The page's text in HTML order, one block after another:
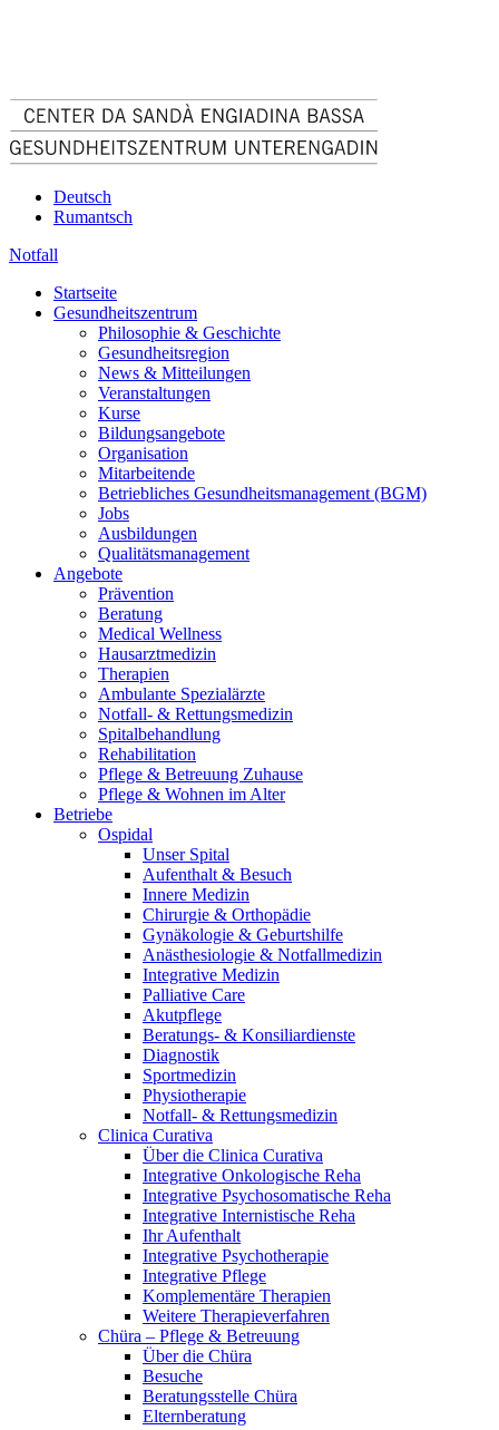
Deutsch
Rumantsch
Notfall
Startseite
Gesundheitszentrum
Philosophie & Geschichte
Gesundheitsregion
News & Mitteilungen
Veranstaltungen
Kurse
Bildungsangebote
Organisation
Mitarbeitende
Betriebliches Gesundheitsmanagement (BGM)
Jobs
Ausbildungen
Qualitätsmanagement
Angebote
Prävention
Beratung
Medical Wellness
Hausarztmedizin
Therapien
Ambulante Spezialärzte
Notfall- & Rettungsmedizin
Spitalbehandlung
Rehabilitation
Pflege & Betreuung Zuhause
Pflege & Wohnen im Alter
Betriebe
Ospidal
Unser Spital
Aufenthalt & Besuch
Innere Medizin
Chirurgie & Orthopädie
Gynäkologie & Geburtshilfe
Anästhesiologie & Notfallmedizin
Integrative Medizin
Palliative Care
Akutpflege
Beratungs- & Konsiliardienste
Diagnostik
Sportmedizin
Physiotherapie
Notfall- & Rettungsmedizin
Clinica Curativa
Über die Clinica Curativa
Integrative Onkologische Reha
Integrative Psychosomatische Reha
Integrative Internistische Reha
Ihr Aufenthalt
Integrative Psychotherapie
Integrative Pflege
Komplementäre Therapien
Weitere Therapieverfahren
Chüra – Pflege & Betreuung
Über die Chüra
Besuche
Beratungsstelle Chüra
Elternberatung